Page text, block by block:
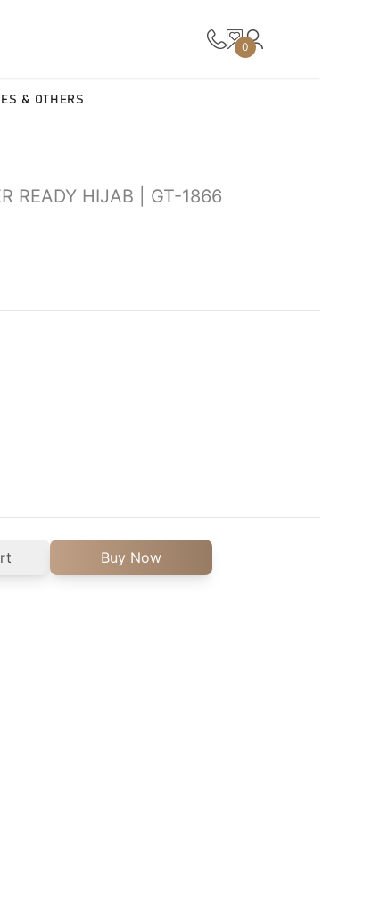
0
& OTHERS
READY HIJAB | GT-1866
Buy Now